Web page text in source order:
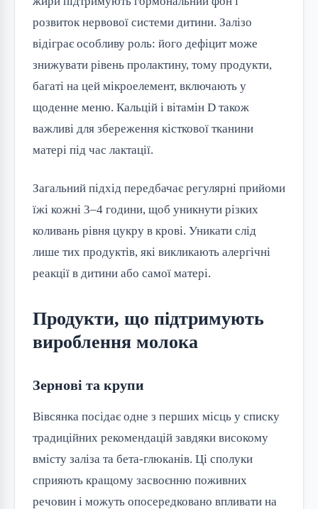
розвиток нервової системи дитини. Залізо
відіграє особливу роль: його дефіцит може
знижувати рівень пролактину, тому продукти,
багаті на цей мікроелемент, включають у
щоденне меню. Кальцій і вітамін D також
важливі для збереження кісткової тканини
матері під час лактації.
Загальний підхід передбачає регулярні прийоми
їжі кожні 3–4 години, щоб уникнути різких
коливань рівня цукру в крові. Уникати слід
лише тих продуктів, які викликають алергічні
реакції в дитини або самої матері.
Продукти, що підтримують
вироблення молока
Зернові та крупи
Вівсянка посідає одне з перших місць у списку
традиційних рекомендацій завдяки високому
вмісту заліза та бета-глюканів. Ці сполуки
сприяють кращому засвоєнню поживних
речовин і можуть опосередковано впливати на